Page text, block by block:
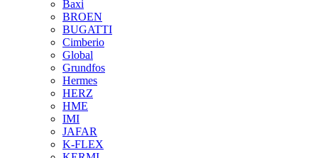
Baxi
BROEN
BUGATTI
Cimberio
Global
Grundfos
Hermes
HERZ
HME
IMI
JAFAR
K-FLEX